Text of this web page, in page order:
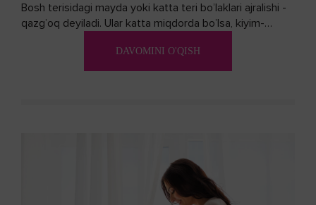
Bosh terisidagi mayda yoki katta teri bo’laklari ajralishi -
qazg’oq deyiladi. Ular katta miqdorda bo’lsa, kiyim-
DAVOMINI O'QISH